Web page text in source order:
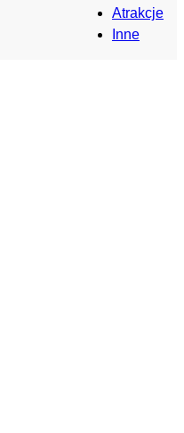
Atrakcje
Inne